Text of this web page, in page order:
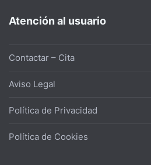
Atención al usuario
Contactar – Cita
Aviso Legal
Política de Privacidad
Política de Cookies